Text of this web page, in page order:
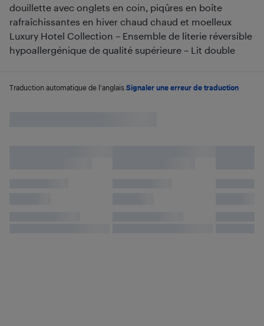
douillette avec onglets en coin, piqûres en boîte
rafraîchissantes en hiver chaud chaud et moelleux
Luxury Hotel Collection – Ensemble de literie réversible
hypoallergénique de qualité supérieure – Lit double
Traduction automatique de l'anglais. Signaler une erreur de traduction